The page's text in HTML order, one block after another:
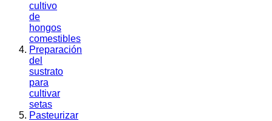
cultivo
de
hongos
comestibles
Preparación
del
sustrato
para
cultivar
setas
Pasteurizar